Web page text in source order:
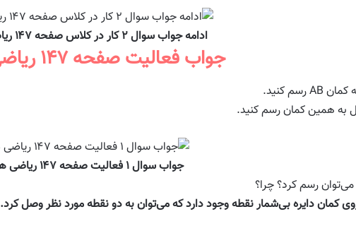
ادامه جواب سوال ۲ کار در کلاس صفحه ۱۴۷ ریاضی هشتم
جواب فعالیت صفحه ۱۴۷ ریاضی هشتم
به همین کمان رسم کنید.
جواب سوال ۱ فعالیت صفحه ۱۴۷ ریاضی هشتم
می‌توان رسم کرد؟ چرا؟
کمان دایره بی‌شمار نقطه وجود دارد که می‌توان به دو نقطه مورد نظر وصل کرد.